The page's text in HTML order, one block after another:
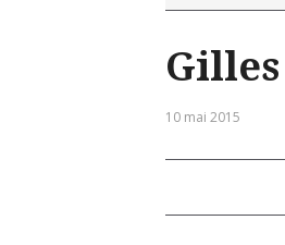
10 mai 2015